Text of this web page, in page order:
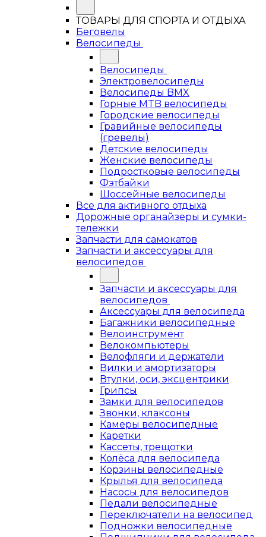
ТОВАРЫ ДЛЯ СПОРТА И ОТДЫХА
Беговелы
Велосипеды
Велосипеды
Электровелосипеды
Велосипеды BMX
Горные MTB велосипеды
Городские велосипеды
Гравийные велосипеды
(гревелы)
Детские велосипеды
Женские велосипеды
Подростковые велосипеды
Фэтбайки
Шоссейные велосипеды
Все для активного отдыха
Дорожные органайзеры и сумки-
тележки
Запчасти для самокатов
Запчасти и аксессуары для
велосипедов
Запчасти и аксессуары для
велосипедов
Аксессуары для велосипеда
Багажники велосипедные
Велоинструмент
Велокомпьютеры
Велофляги и держатели
Вилки и амортизаторы
Втулки, оси, эксцентрики
Грипсы
Замки для велосипедов
Звонки, клаксоны
Камеры велосипедные
Каретки
Кассеты, трещотки
Колёса для велосипеда
Корзины велосипедные
Крылья для велосипеда
Насосы для велосипедов
Педали велосипедные
Переключатели на велосипед
Подножки велосипедные